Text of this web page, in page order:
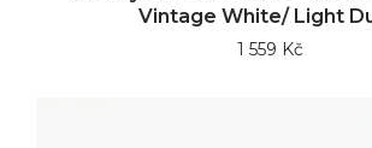
Vintage White/ Light
1 559 Kč